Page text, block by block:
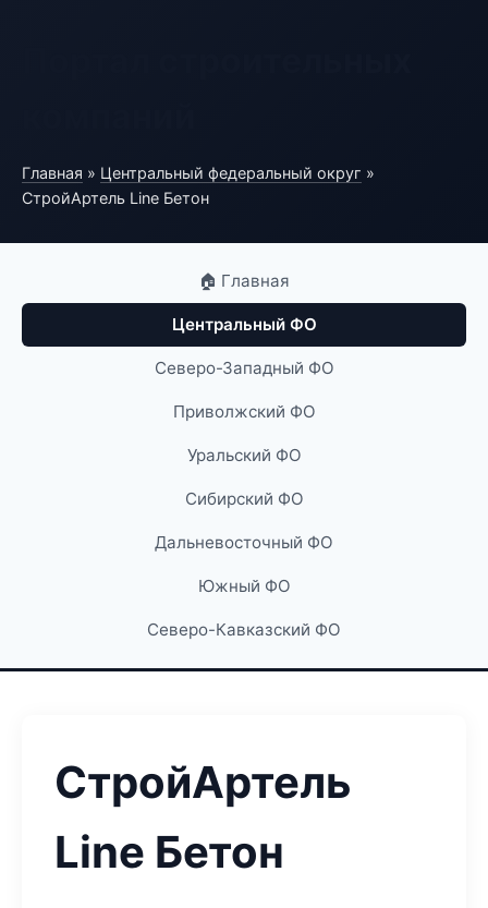
Главная » Центральный федеральный округ »
СтройАртель Line Бетон
🏠 Главная
Центральный ФО
Северо-Западный ФО
Приволжский ФО
Уральский ФО
Сибирский ФО
Дальневосточный ФО
Южный ФО
Северо-Кавказский ФО
СтройАртель
Line Бетон